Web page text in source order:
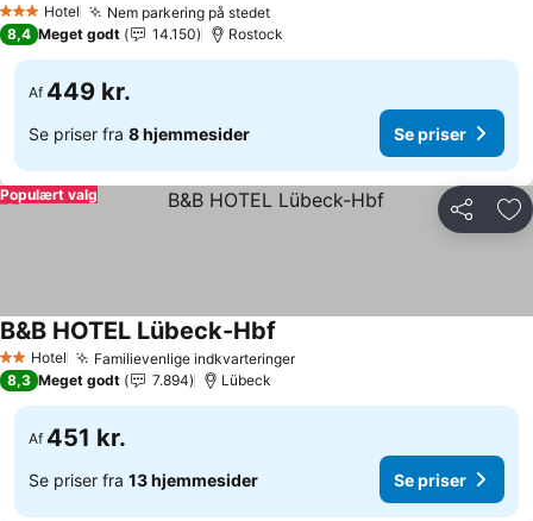
3 StjernerHotel Nem parkering på stedet
8,4 Meget godt 14.150 Rostock
Af 449 kr.
Se priser fra 8 hjemmesider Se priser
Del
Populært valg
2 Stjerner
Hotel Familievenlige indkvarteringer
B&B HOTEL Lübeck-Hbf
8,3 Meget godt 7.894 Lübeck
Af 451 kr.
Se priser fra 13 hjemmesider Se priser